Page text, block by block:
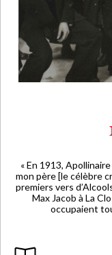
« En 1913,
mon père [le célèbre
premiers vers
Max Jacob à La
occupaient